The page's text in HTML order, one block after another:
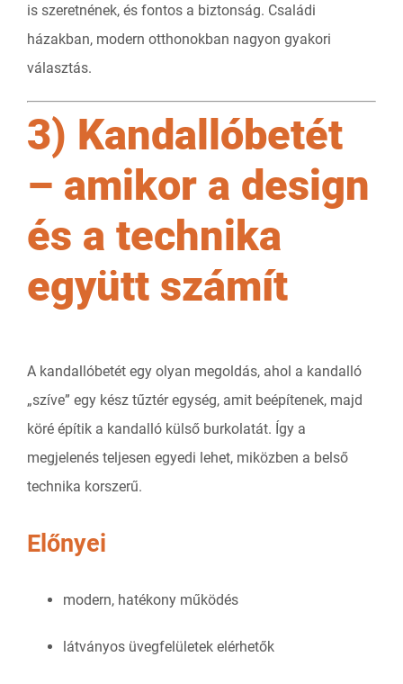
is szeretnének, és fontos a biztonság. Családi
házakban, modern otthonokban nagyon gyakori
választás.
3) Kandallóbetét
– amikor a design
és a technika
együtt számít
A kandallóbetét egy olyan megoldás, ahol a kandalló
„szíve” egy kész tűztér egység, amit beépítenek, majd
köré építik a kandalló külső burkolatát. Így a
megjelenés teljesen egyedi lehet, miközben a belső
technika korszerű.
Előnyei
modern, hatékony működés
látványos üvegfelületek elérhetők